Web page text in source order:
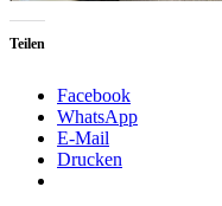
Teilen
Facebook
WhatsApp
E-Mail
Drucken